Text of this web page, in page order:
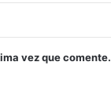
vez que comente.